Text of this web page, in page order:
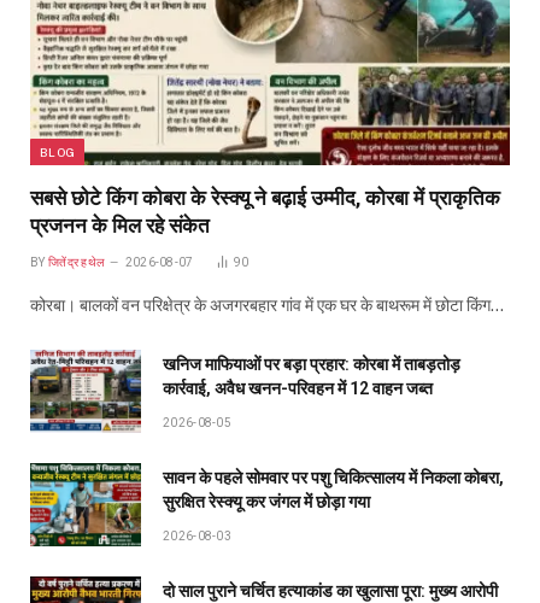
BLOG
सबसे छोटे किंग कोबरा के रेस्क्यू ने बढ़ाई उम्मीद, कोरबा में प्राकृतिक
प्रजनन के मिल रहे संकेत
BY जितेंद्र हथेल 2026-08-07 90
कोरबा। बालकों वन परिक्षेत्र के अजगरबहार गांव में एक घर के बाथरूम में छोटा किंग…
खनिज माफियाओं पर बड़ा प्रहार: कोरबा में ताबड़तोड़
कार्रवाई, अवैध खनन-परिवहन में 12 वाहन जब्त
2026-08-05
सावन के पहले सोमवार पर पशु चिकित्सालय में निकला कोबरा,
सुरक्षित रेस्क्यू कर जंगल में छोड़ा गया
2026-08-03
दो साल पुराने चर्चित हत्याकांड का खुलासा पूरा: मुख्य आरोपी